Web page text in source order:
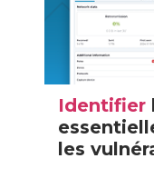
Identifier
les